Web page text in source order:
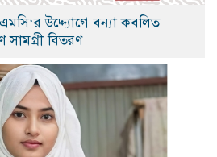
উদ্দ্যোগে বন্যা কবলিত
সামগ্রী বিতরণ